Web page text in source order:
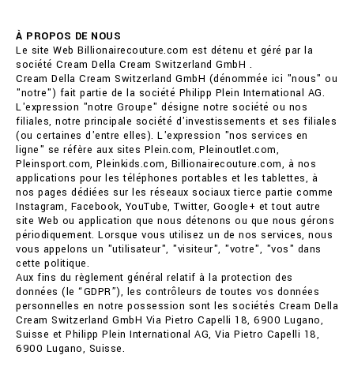
À PROPOS DE NOUS
Le site Web Billionairecouture.com est détenu et géré par la
société Cream Della Cream Switzerland GmbH .
Cream Della Cream Switzerland GmbH (dénommée ici "nous" ou
"notre") fait partie de la société Philipp Plein International AG.
L'expression "notre Groupe" désigne notre société ou nos
filiales, notre principale société d'investissements et ses filiales
(ou certaines d'entre elles). L'expression "nos services en
ligne" se réfère aux sites Plein.com, Pleinoutlet.com,
Pleinsport.com, Pleinkids.com, Billionairecouture.com, à nos
applications pour les téléphones portables et les tablettes, à
nos pages dédiées sur les réseaux sociaux tierce partie comme
Instagram, Facebook, YouTube, Twitter, Google+ et tout autre
site Web ou application que nous détenons ou que nous gérons
périodiquement. Lorsque vous utilisez un de nos services, nous
vous appelons un "utilisateur", "visiteur", "votre", "vos" dans
cette politique.
Aux fins du règlement général relatif à la protection des
données (le “GDPR”), les contrôleurs de toutes vos données
personnelles en notre possession sont les sociétés Cream Della
Cream Switzerland GmbH Via Pietro Capelli 18, 6900 Lugano,
Suisse et Philipp Plein International AG, Via Pietro Capelli 18,
6900 Lugano, Suisse.